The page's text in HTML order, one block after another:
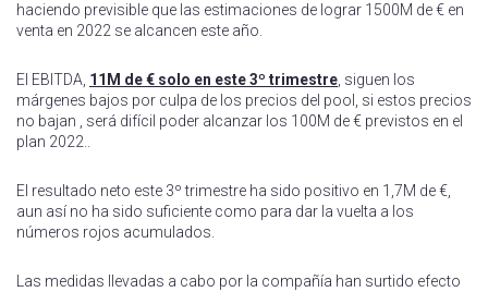
haciendo previsible que las estimaciones de lograr 1500M de € en
venta en 2022 se alcancen este año.
El EBITDA, 11M de € solo en este 3º trimestre , siguen los
márgenes bajos por culpa de los precios del pool, si estos precios
no bajan , será difícil poder alcanzar los 100M de € previstos en el
plan 2022..
El resultado neto este 3º trimestre ha sido positivo en 1,7M de €,
aun así no ha sido suficiente como para dar la vuelta a los
números rojos acumulados.
Las medidas llevadas a cabo por la compañía han surtido efecto